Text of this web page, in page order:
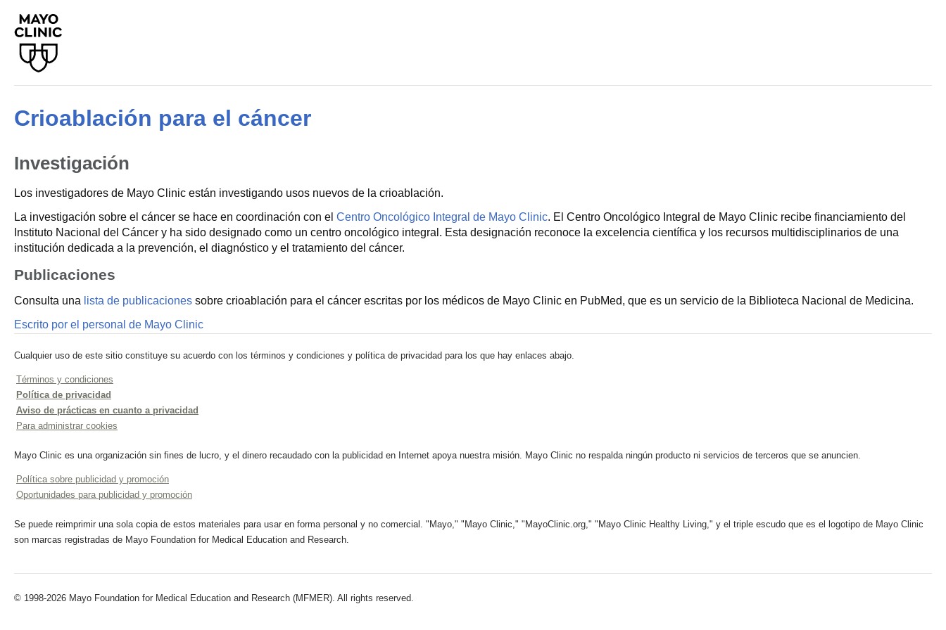
Crioablación para el cáncer
Investigación
Los investigadores de Mayo Clinic están investigando usos nuevos de la crioablación.
La investigación sobre el cáncer se hace en coordinación con el Centro Oncológico Integral de Mayo Clinic. El Centro Oncológico Integral de Mayo Clinic recibe financiamiento del
Instituto Nacional del Cáncer y ha sido designado como un centro oncológico integral. Esta designación reconoce la excelencia científica y los recursos multidisciplinarios de una
institución dedicada a la prevención, el diagnóstico y el tratamiento del cáncer.
Publicaciones
Consulta una lista de publicaciones sobre crioablación para el cáncer escritas por los médicos de Mayo Clinic en PubMed, que es un servicio de la Biblioteca Nacional de Medicina.
Escrito por el personal de Mayo Clinic
Cualquier uso de este sitio constituye su acuerdo con los términos y condiciones y política de privacidad para los que hay enlaces abajo.
Términos y condiciones
Política de privacidad
Aviso de prácticas en cuanto a privacidad
Para administrar cookies
Mayo Clinic es una organización sin fines de lucro, y el dinero recaudado con la publicidad en Internet apoya nuestra misión. Mayo Clinic no respalda ningún producto ni servicios de terceros que se anuncien.
Política sobre publicidad y promoción
Oportunidades para publicidad y promoción
Se puede reimprimir una sola copia de estos materiales para usar en forma personal y no comercial. "Mayo," "Mayo Clinic," "MayoClinic.org," "Mayo Clinic Healthy Living," y el triple escudo que es el logotipo de Mayo Clinic
son marcas registradas de Mayo Foundation for Medical Education and Research.
© 1998-2026 Mayo Foundation for Medical Education and Research (MFMER). All rights reserved.